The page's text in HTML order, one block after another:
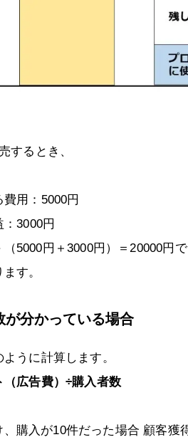
するとき、
費用：5000円
：3000円
（5000円＋3000円）＝20000円
す。
が分かっている場合
うに計算します。
広告費）÷購入者数
購入が10件だった場合 顧客獲